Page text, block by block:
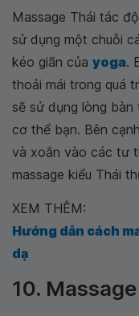
Massage Thái tác
sử dụng một chuỗi
kéo giãn của yoga.
thoải mái trong quá
sẽ sử dụng lòng
cơ thể bạn. Bên
và xoắn vào các tư
massage kiểu Thái
XEM THÊM:
Hướng dẫn cách
dạ
10.